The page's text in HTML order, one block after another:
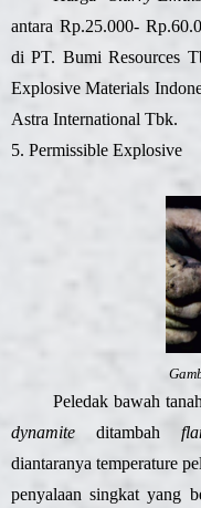
antara Rp.25.000-
di PT. Bumi Resources
Explosive Materials
Astra International Tbk.
5. Permissible Explosive
Peledak bawah
dynamite ditambah
diantaranya temperature
penyalaan singkat yang